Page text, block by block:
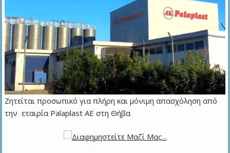
Ζητείται προσωπικό για πλήρη και μόνιμη απασχόληση από
την εταιρία Palaplast AE στη Θήβα